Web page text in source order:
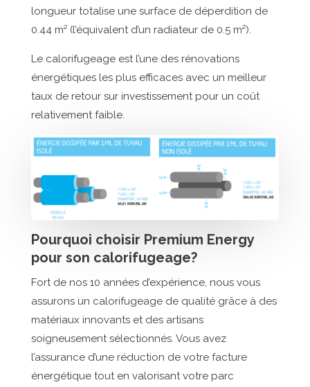
longueur totalise une surface de déperdition de
0.44 m² (l’équivalent d’un radiateur de 0.5 m²).
Le calorifugeage est l’une des rénovations
énergétiques les plus efficaces avec un meilleur
taux de retour sur investissement pour un coût
relativement faible.
Pourquoi choisir Premium Energy
pour son calorifugeage?
Fort de nos 10 années d’expérience, nous vous
assurons un calorifugeage de qualité grâce à des
matériaux innovants et des artisans
soigneusement sélectionnés. Vous avez
l’assurance d’une réduction de votre facture
énergétique tout en valorisant votre parc